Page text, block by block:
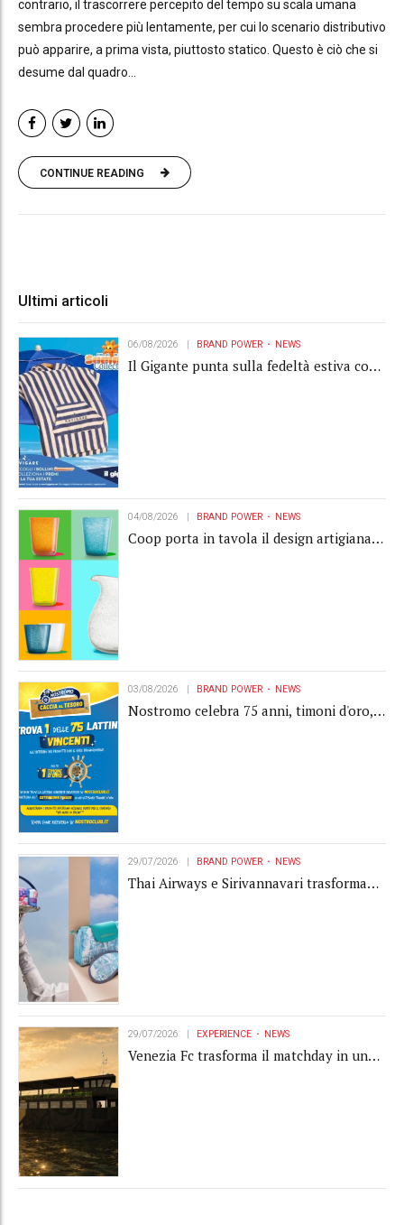
contrario, il trascorrere percepito del tempo su scala umana
sembra procedere più lentamente, per cui lo scenario distributivo
può apparire, a prima vista, piuttosto statico. Questo è ciò che si
desume dal quadro...
CONTINUE READING
Ultimi articoli
06/08/2026 BRAND POWER NEWS
Il Gigante punta sulla fedeltà estiva con
04/08/2026 BRAND POWER NEWS
Coop porta in tavola il design artigianale
03/08/2026 BRAND POWER NEWS
Nostromo celebra 75 anni, timoni d'oro,
29/07/2026 BRAND POWER NEWS
Thai Airways e Sirivannavari trasformano
29/07/2026 EXPERIENCE NEWS
Venezia Fc trasforma il matchday in una